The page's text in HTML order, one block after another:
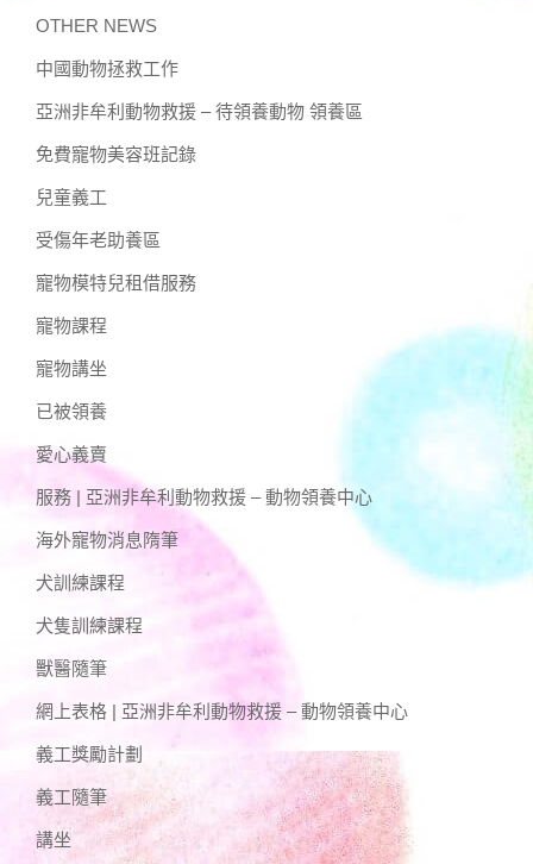
OTHER NEWS
中國動物拯救工作
亞洲非牟利動物救援 – 待領養動物 領養區
免費寵物美容班記錄
兒童義工
受傷年老助養區
寵物模特兒租借服務
寵物課程
寵物講坐
已被領養
愛心義賣
服務 | 亞洲非牟利動物救援 – 動物領養中心
海外寵物消息隋筆
犬訓練課程
犬隻訓練課程
獸醫隨筆
網上表格 | 亞洲非牟利動物救援 – 動物領養中心
義工獎勵計劃
義工隨筆
講坐